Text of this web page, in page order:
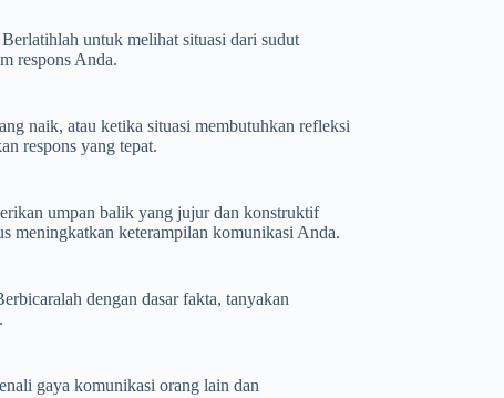
untuk melihat situasi dari sudut
respons Anda.
naik, atau ketika situasi membutuhkan refleksi
respons yang tepat.
umpan balik yang jujur ​​dan konstruktif
meningkatkan keterampilan komunikasi Anda.
dengan dasar fakta, tanyakan
gaya komunikasi orang lain dan